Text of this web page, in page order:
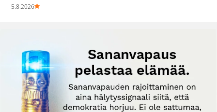
5.8.2026